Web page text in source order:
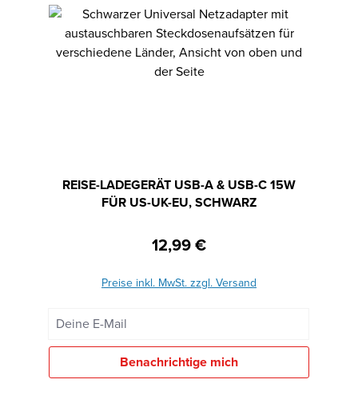
REISE-LADEGERÄT USB-A & USB-C 15W
FÜR US-UK-EU, SCHWARZ
Regulärer Preis:
12,99 €
Preise inkl. MwSt. zzgl. Versand
Deine E-Mail
Benachrichtige mich